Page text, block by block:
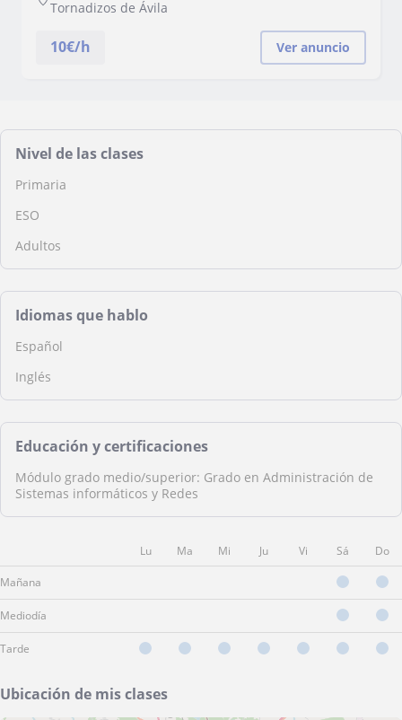
Tornadizos de Ávila
10€/h Ver anuncio
Nivel de las clases
Primaria
ESO
Adultos
Idiomas que hablo
Español
Inglés
Educación y certificaciones
Módulo grado medio/superior: Grado en Administración de
Sistemas informáticos y Redes
Lu Ma Mi Ju Vi Sá Do
Mañana
Mediodía
Tarde
Ubicación de mis clases